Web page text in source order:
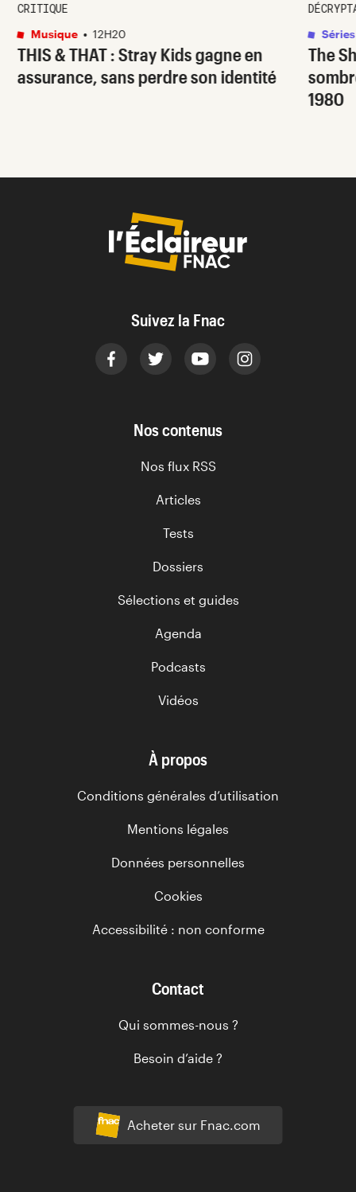
THIS & THAT: Stray Kids gagne en
assurance, sans perdre son identité
CRITIQUE
Musique • 12H20
The
1980
Séries
Suivez la Fnac
Acheter sur Fnac.com
Nos contenus
Nos flux RSS
Articles
Tests
Dossiers
Sélections et guides
Agenda
Podcasts
Vidéos
À propos
Conditions générales d’utilisation
Mentions légales
Données personnelles
Cookies
Accessibilité : non conforme
Contact
Qui sommes-nous ?
Besoin d’aide ?